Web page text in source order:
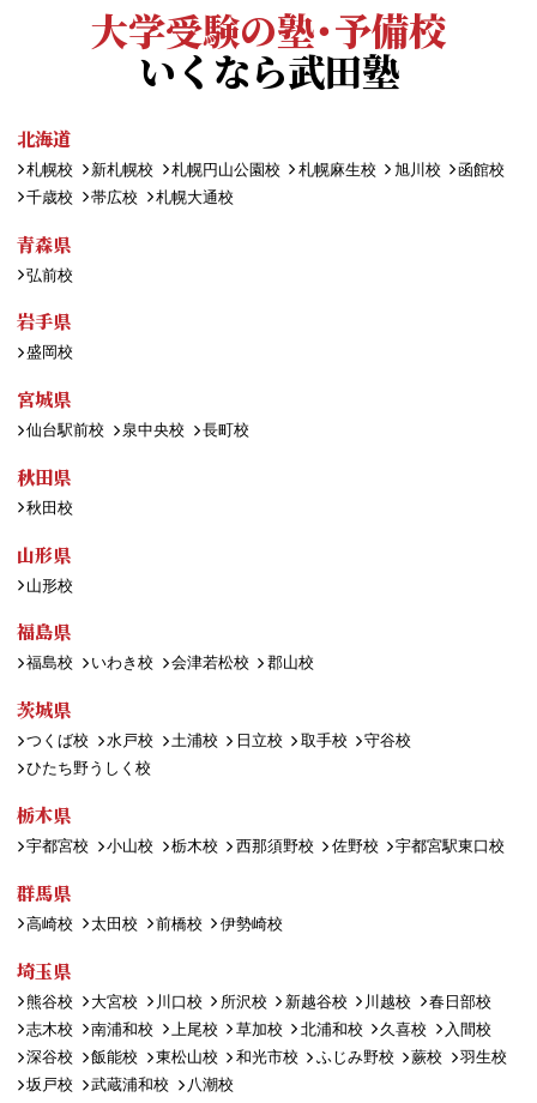
大学受験の塾・予備校
いくなら武田塾
北海道
札幌校 新札幌校 札幌円山公園校 札幌麻生校 旭川校
函館校
千歳校
帯広校 札幌大通校
青森県
弘前校
岩手県
盛岡校
宮城県
仙台駅前校 泉中央校 長町校
秋田県
秋田校
山形県
山形校
福島県
福島校 いわき校 会津若松校 郡山校
茨城県
つくば校 水戸校 土浦校 日立校 取手校
守谷校
ひたち野うしく校
栃木県
宇都宮校 小山校 栃木校 西那須野校 佐野校 宇都宮駅東口校
群馬県
高崎校 太田校 前橋校 伊勢崎校
埼玉県
熊谷校 大宮校 川口校 所沢校 新越谷校 川越校
春日部校
志木校
南浦和校 上尾校 草加校 北浦和校 久喜校
入間校
深谷校
飯能校 東松山校 和光市校 ふじみ野校 蕨校
羽生校
坂戸校
武蔵浦和校 八潮校